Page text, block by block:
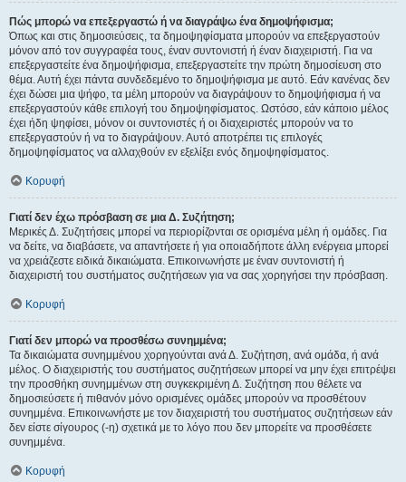
Πώς μπορώ να επεξεργαστώ ή να διαγράψω ένα δημοψήφισμα;
Όπως και στις δημοσιεύσεις, τα δημοψηφίσματα μπορούν να επεξεργαστούν
μόνον από τον συγγραφέα τους, έναν συντονιστή ή έναν διαχειριστή. Για να
επεξεργαστείτε ένα δημοψήφισμα, επεξεργαστείτε την πρώτη δημοσίευση στο
θέμα. Αυτή έχει πάντα συνδεδεμένο το δημοψήφισμα με αυτό. Εάν κανένας δεν
έχει δώσει μια ψήφο, τα μέλη μπορούν να διαγράψουν το δημοψήφισμα ή να
επεξεργαστούν κάθε επιλογή του δημοψηφίσματος. Ωστόσο, εάν κάποιο μέλος
έχει ήδη ψηφίσει, μόνον οι συντονιστές ή οι διαχειριστές μπορούν να το
επεξεργαστούν ή να το διαγράψουν. Αυτό αποτρέπει τις επιλογές
δημοψηφίσματος να αλλαχθούν εν εξελίξει ενός δημοψηφίσματος.
Κορυφή
Γιατί δεν έχω πρόσβαση σε μια Δ. Συζήτηση;
Μερικές Δ. Συζητήσεις μπορεί να περιορίζονται σε ορισμένα μέλη ή ομάδες. Για
να δείτε, να διαβάσετε, να απαντήσετε ή για οποιαδήποτε άλλη ενέργεια μπορεί
να χρειάζεστε ειδικά δικαιώματα. Επικοινωνήστε με έναν συντονιστή ή
διαχειριστή του συστήματος συζητήσεων για να σας χορηγήσει την πρόσβαση.
Κορυφή
Γιατί δεν μπορώ να προσθέσω συνημμένα;
Τα δικαιώματα συνημμένου χορηγούνται ανά Δ. Συζήτηση, ανά ομάδα, ή ανά
μέλος. Ο διαχειριστής του συστήματος συζητήσεων μπορεί να μην έχει επιτρέψει
την προσθήκη συνημμένων στη συγκεκριμένη Δ. Συζήτηση που θέλετε να
δημοσιεύσετε ή πιθανόν μόνο ορισμένες ομάδες μπορούν να προσθέτουν
συνημμένα. Επικοινωνήστε με τον διαχειριστή του συστήματος συζητήσεων εάν
δεν είστε σίγουρος (-η) σχετικά με το λόγο που δεν μπορείτε να προσθέσετε
συνημμένα.
Κορυφή